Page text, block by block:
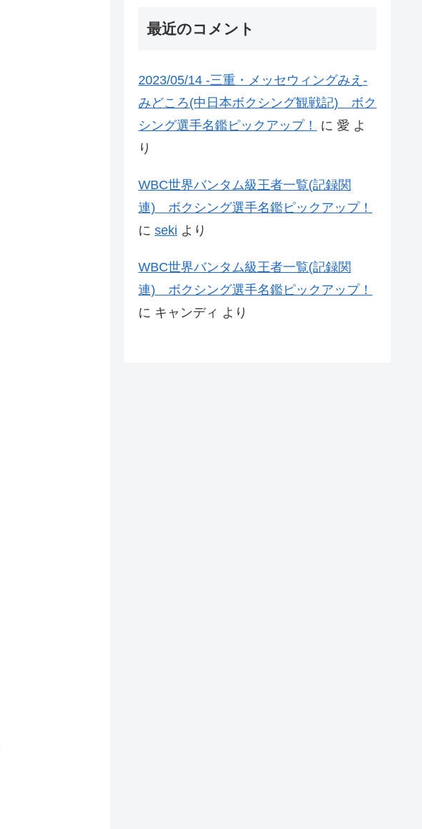
最近のコメント
2023/05/14 -三重・メッセウィングみえ-
みどころ(中日本ボクシング観戦記) ボク
シング選手名鑑ピックアップ！
に 愛 よ
り
WBC世界バンタム級王者一覧(記録関
連) ボクシング選手名鑑ピックアップ！
に seki より
WBC世界バンタム級王者一覧(記録関
連) ボクシング選手名鑑ピックアップ！
に キャンディ より